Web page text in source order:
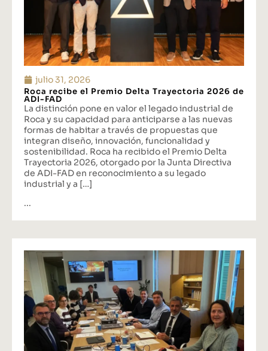
julio 31, 2026
Roca recibe el Premio Delta Trayectoria 2026 de
ADI-FAD
La distinción pone en valor el legado industrial de
Roca y su capacidad para anticiparse a las nuevas
formas de habitar a través de propuestas que
integran diseño, innovación, funcionalidad y
sostenibilidad. Roca ha recibido el Premio Delta
Trayectoria 2026, otorgado por la Junta Directiva
de ADI-FAD en reconocimiento a su legado
industrial y a […]
...